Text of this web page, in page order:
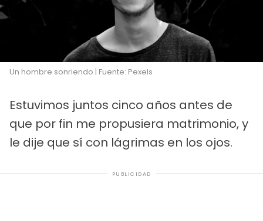
Un hombre sonriendo | Fuente: Pexels
Estuvimos juntos cinco años antes de
que por fin me propusiera matrimonio, y
le dije que sí con lágrimas en los ojos.
PUBLICIDAD